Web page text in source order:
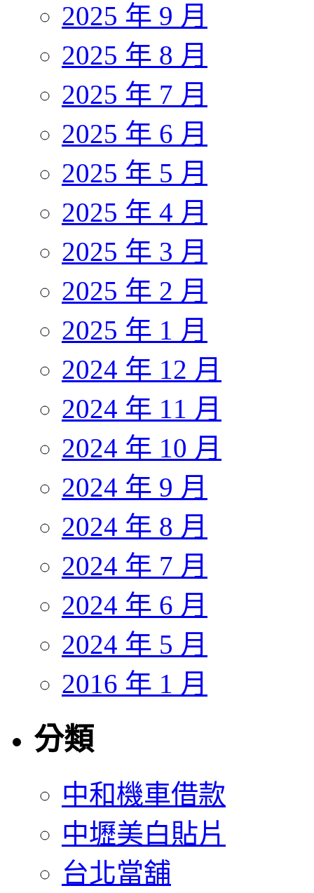
2025 年 9 月
2025 年 8 月
2025 年 7 月
2025 年 6 月
2025 年 5 月
2025 年 4 月
2025 年 3 月
2025 年 2 月
2025 年 1 月
2024 年 12 月
2024 年 11 月
2024 年 10 月
2024 年 9 月
2024 年 8 月
2024 年 7 月
2024 年 6 月
2024 年 5 月
2016 年 1 月
分類
中和機車借款
中壢美白貼片
台北當舖